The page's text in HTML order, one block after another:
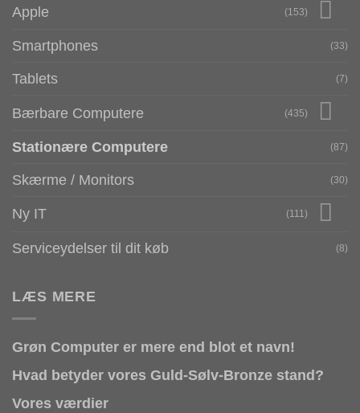
Apple (153)
Smartphones (33)
Tablets (7)
Bærbare Computere (435)
Stationære Computere (87)
Skærme / Monitors (30)
Ny IT (111)
Serviceydelser til dit køb (8)
LÆS MERE
Grøn Computer er mere end blot et navn!
Hvad betyder vores Guld-Sølv-Bronze stand?
Vores værdier